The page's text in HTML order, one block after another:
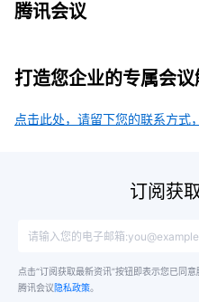
腾讯会议
打造您企业的专属会
点击此处，请留下您的联系方式
订阅获
点击“订阅获取最新资讯”按钮即表示您已同
腾讯会议隐私政策。